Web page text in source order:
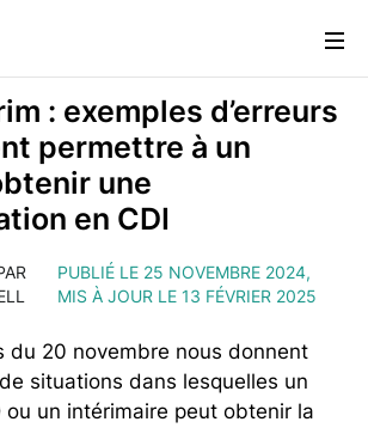
: exemples d’erreurs
permettre à un
une
en CDI
PUBLIÉ LE 25 NOVEMBRE 2024,
MIS À JOUR LE 13 FÉVRIER 2025
du 20 novembre nous donnent
situations dans lesquelles un
ou un intérimaire peut obtenir la